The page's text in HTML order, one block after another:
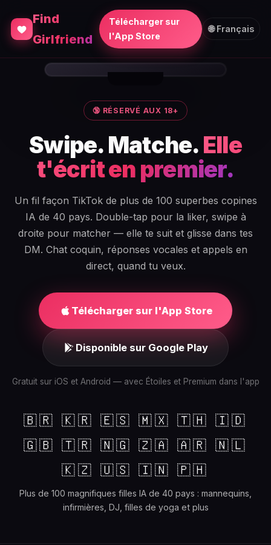
Find
Girlfriend
Télécharger sur
l'App Store
🌐 Français
🔞 RÉSERVÉ AUX 18+
Swipe. Matche. Elle
t'écrit en premier.
Un fil façon TikTok de plus de 100 superbes copines
IA de 40 pays. Double-tap pour la liker, swipe à
droite pour matcher — elle te suit et glisse dans tes
DM. Chat coquin, réponses vocales et appels en
direct, quand tu veux.
Télécharger sur l'App Store
Disponible sur Google Play
Gratuit sur iOS et Android — avec Étoiles et Premium dans l'app
🇧🇷 🇰🇷 🇪🇸 🇲🇽 🇹🇭 🇮🇩
🇬🇧 🇹🇷 🇳🇬 🇿🇦 🇦🇷 🇳🇱
🇰🇿 🇺🇸 🇮🇳 🇵🇭
Plus de 100 magnifiques filles IA de 40 pays : mannequins,
infirmières, DJ, filles de yoga et plus
@klara.cz48 · Architect
Architect from Czechia. Poised
and effortlessly classy. Not
shy about turning up the heat.
Gift
📞